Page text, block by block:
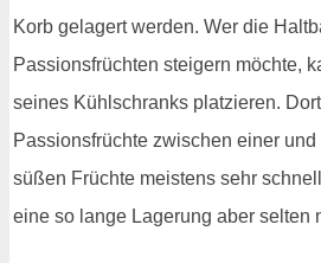
Korb gelagert werden. Wer die
Passionsfrüchten steigern möchte,
seines Kühlschranks platzieren.
Passionsfrüchte zwischen einer
süßen Früchte meistens sehr
eine so lange Lagerung aber selten